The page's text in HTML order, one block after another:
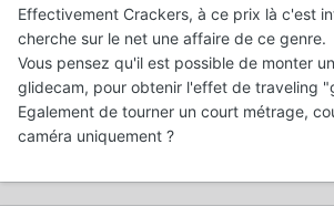
Effectivement Crackers, à ce prix là c'est
cherche sur le net une affaire de ce genre.
Vous pensez qu'il est possible de monter
glidecam, pour obtenir l'effet de traveling
Egalement de tourner un court métrage,
caméra uniquement ?